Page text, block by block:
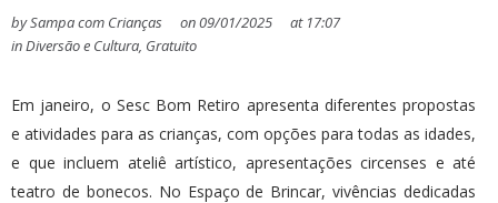
bySampa com Crianças on09/01/2025 at 17:07
inDiversão e Cultura, Gratuito
Em janeiro, o Sesc Bom Retiro apresenta diferentes propostas
e atividades para as crianças, com opções para todas as idades,
e que incluem ateliê artístico, apresentações circenses e até
teatro de bonecos. No Espaço de Brincar, vivências dedicadas